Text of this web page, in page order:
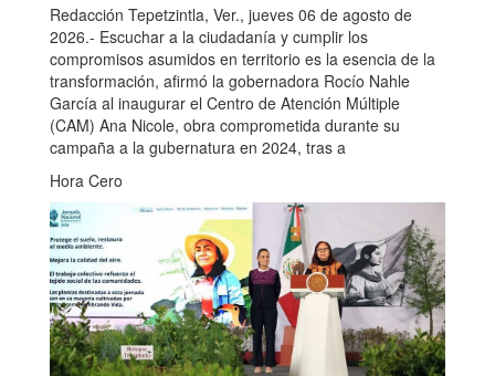
Redacción Tepetzintla, Ver., jueves 06 de agosto de
2026.- Escuchar a la ciudadanía y cumplir los
compromisos asumidos en territorio es la esencia de la
transformación, afirmó la gobernadora Rocío Nahle
García al inaugurar el Centro de Atención Múltiple
(CAM) Ana Nicole, obra comprometida durante su
campaña a la gubernatura en 2024, tras a
Hora Cero